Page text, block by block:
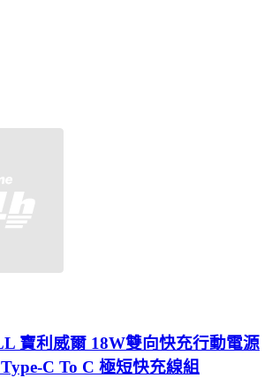
寶利威爾 18W雙向快充行動電源
C To C 極短快充線組